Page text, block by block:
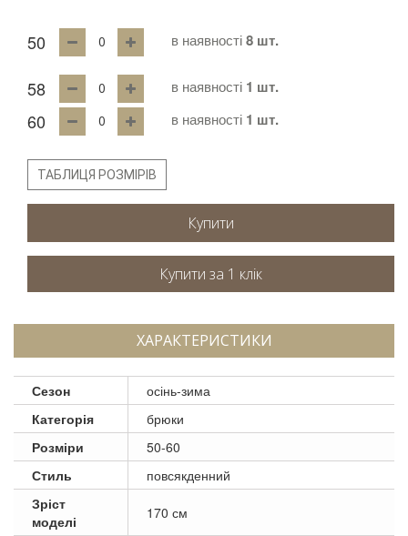
50 в наявності8 шт.
58 в наявності 1 шт.
60 в наявності 1 шт.
ТАБЛИЦЯ РОЗМІРІВ
Купити
ХАРАКТЕРИСТИКИ
Сезон
осінь-зима
Категорія
брюки
Розміри
50-60
Стиль
повсякденний
Зріст
моделі
170 см